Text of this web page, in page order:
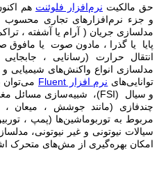
حق مالکیت نرم‌افزار فلوئنت هم
و جزء نرم‌افزار‌های تجاری
مدلسازی جریان ( آرام یا آشفته ،
پایا یا گذرا ، مادون صوت یا مافوق
انتقال حرارت (رسانایی ،
مدلسازی انواع واکنش‌های شیمیایی و
توانایی‌های نرم افزار Fluent
می‌توان
و سیال (FSI)، شبیه‌سازی مسائل
چندفازی (مانند جوشش ، میعان ،
مربوط به توربوماشین‌ها (پمپ ،
سیالات نیوتونی و غیر نیوتونی،
امکان بهره‌گیری از مش‌های‌ متحرک